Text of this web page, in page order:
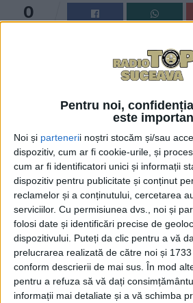
Pentru noi,
este
Noi și partenerii noștri stocăm și/sau
dispozitiv, cum ar fi cookie-urile, și
cum ar fi identificatori unici și informații
dispozitiv pentru publicitate și conținut
reclamelor și a conținutului, cercetarea
serviciilor. Cu permisiunea dvs., noi și
folosi date și identificări precise de
dispozitivului. Puteți da clic pentru a vă
prelucrarea realizată de către noi și
conform descrierii de mai sus. În mod
pentru a refuza să vă dați
informații mai detaliate și a vă schimba
0
Prefectura Suceava a anunțat că
avea loc sesiuni suplimentare de
practică pentru obținerea
la categoriile și subcategoriile B,
dispusă de prefectul Alexandru
reducerii decalajului existent
susținerii probei teoretice și a
practice.Sesiunile suplimentare
următoarele date: 8, 15, 24 și 29
Tags: Alexandru Moldovan permise
Articolesimilare